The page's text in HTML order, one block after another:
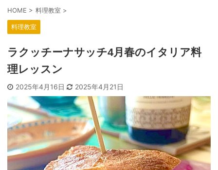
HOME > 料理教室 >
料理教室
ラクッチーナサッチ4月春のイタリア料
理レッスン
2025年4月16日 2025年4月21日